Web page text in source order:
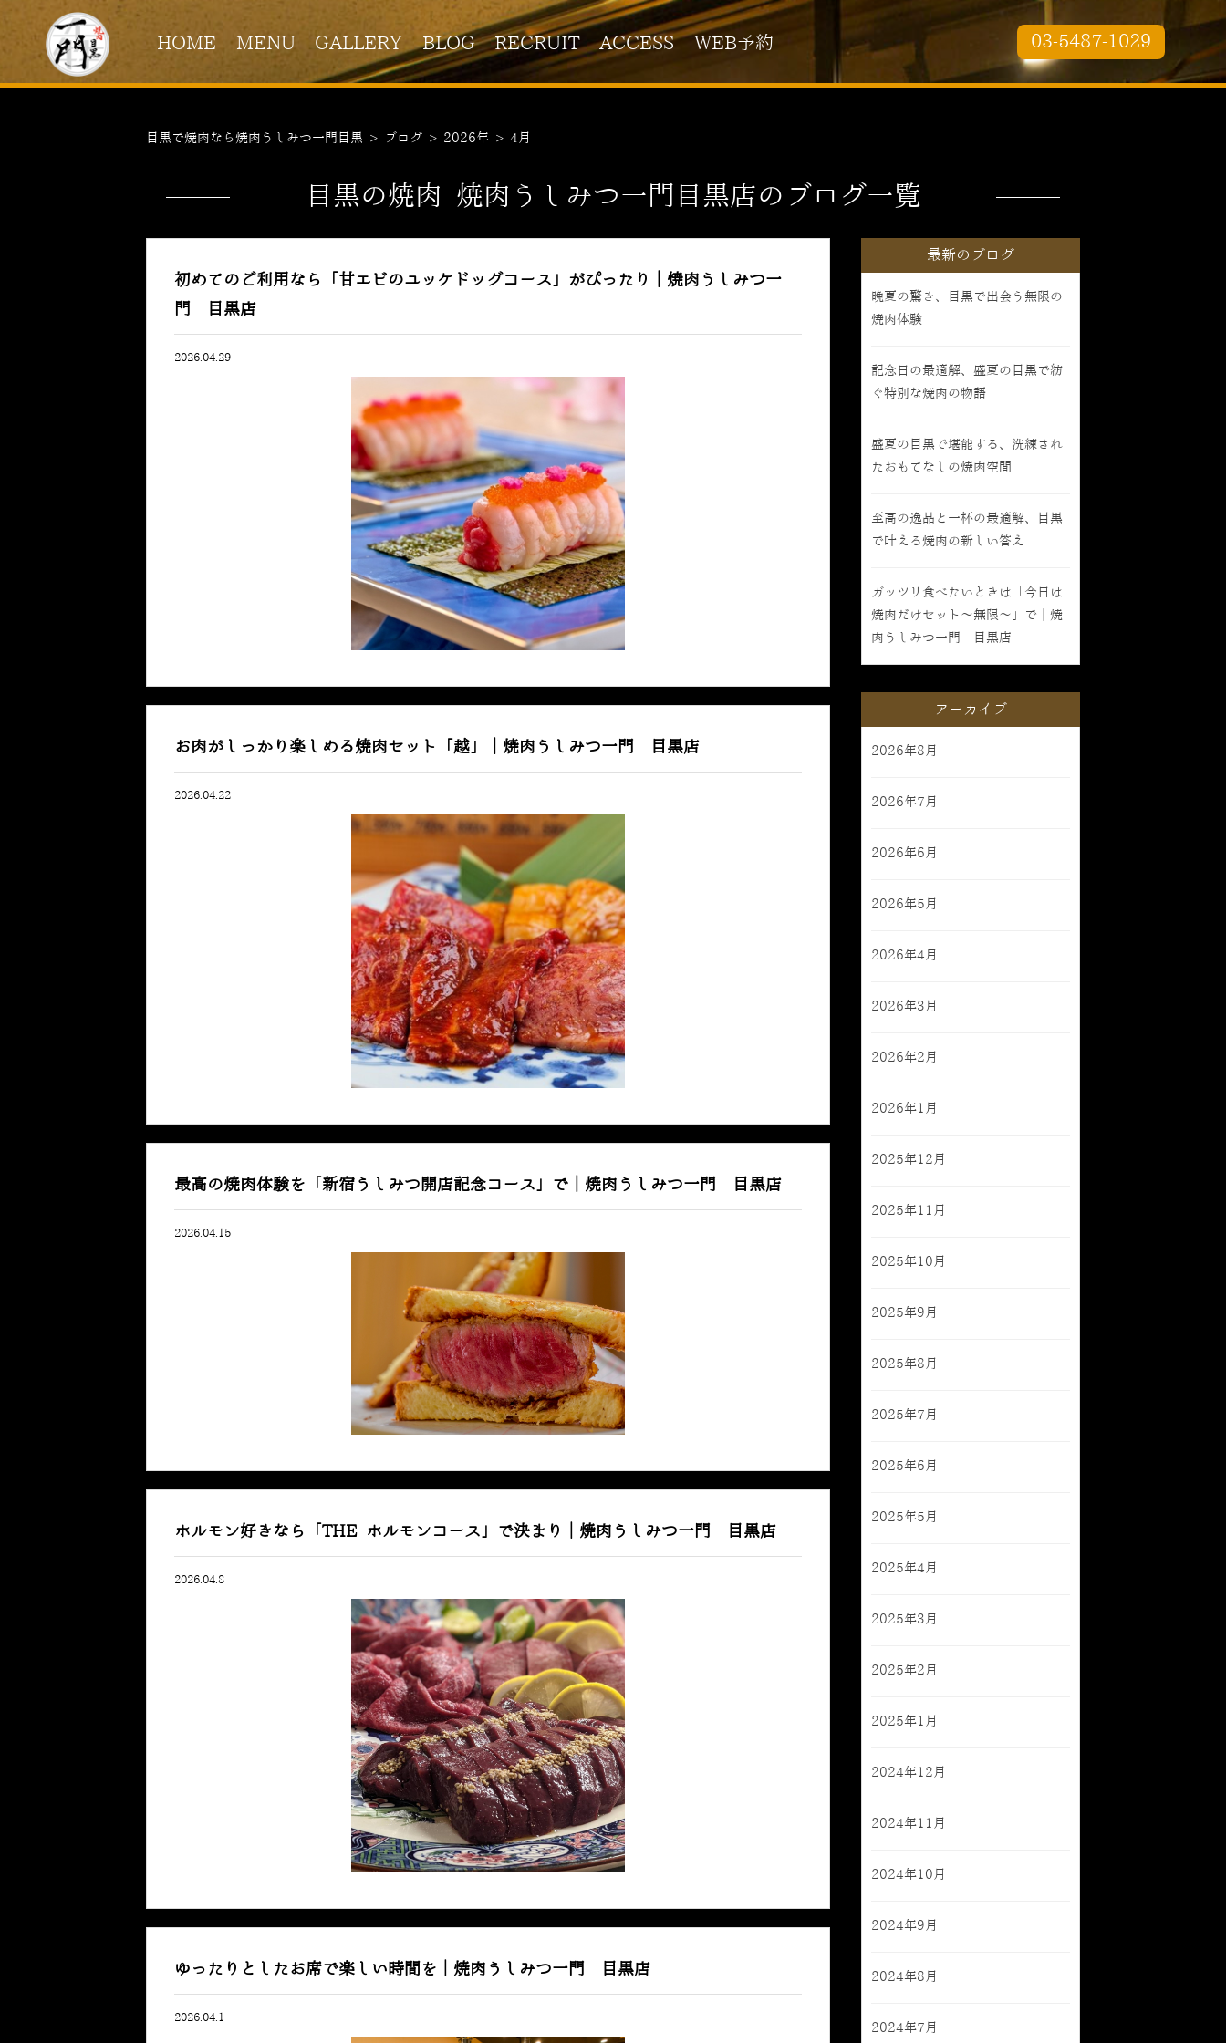
HOME MENU GALLERY BLOG RECRUIT ACCESS WEB予約 03-5487-1029
目黒で焼肉なら焼肉うしみつ一門目黒 > ブログ > 2026年 > 4月
目黒の焼肉 焼肉うしみつ一門目黒店のブログ一覧
初めてのご利用なら「甘エビのユッケドッグコース」がぴったり｜焼肉うしみつ一
門 目黒店
2026.04.29
お肉がしっかり楽しめる焼肉セット「越」｜焼肉うしみつ一門 目黒店
2026.04.22
最高の焼肉体験を「新宿うしみつ開店記念コース」で｜焼肉うしみつ一門 目黒店
2026.04.15
ホルモン好きなら「THE ホルモンコース」で決まり｜焼肉うしみつ一門 目黒店
2026.04.8
ゆったりとしたお席で楽しい時間を｜焼肉うしみつ一門 目黒店
2026.04.1
最新のブログ
晩夏の驚き、目黒で出会う無限の
焼肉体験
記念日の最適解、盛夏の目黒で紡
ぐ特別な焼肉の物語
盛夏の目黒で堪能する、洗練され
たおもてなしの焼肉空間
至高の逸品と一杯の最適解、目黒
で叶える焼肉の新しい答え
ガッツリ食べたいときは「今日は
焼肉だけセット〜無限〜」で｜焼
肉うしみつ一門 目黒店
アーカイブ
2026年8月
2026年7月
2026年6月
2026年5月
2026年4月
2026年3月
2026年2月
2026年1月
2025年12月
2025年11月
2025年10月
2025年9月
2025年8月
2025年7月
2025年6月
2025年5月
2025年4月
2025年3月
2025年2月
2025年1月
2024年12月
2024年11月
2024年10月
2024年9月
2024年8月
2024年7月